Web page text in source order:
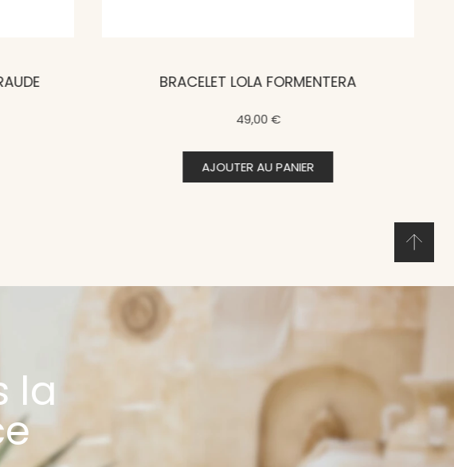
BRACELET LOLA FORMENTERA
49,00 €
AJOUTER AU PANIER
la